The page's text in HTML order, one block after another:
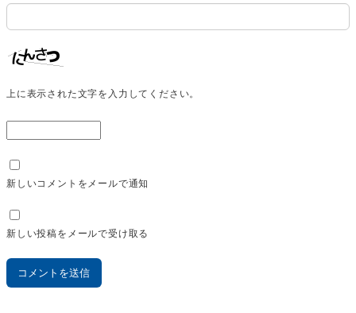
上に表示された文字を入力してください。
新しいコメントをメールで通知
新しい投稿をメールで受け取る